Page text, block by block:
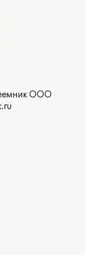
ООО